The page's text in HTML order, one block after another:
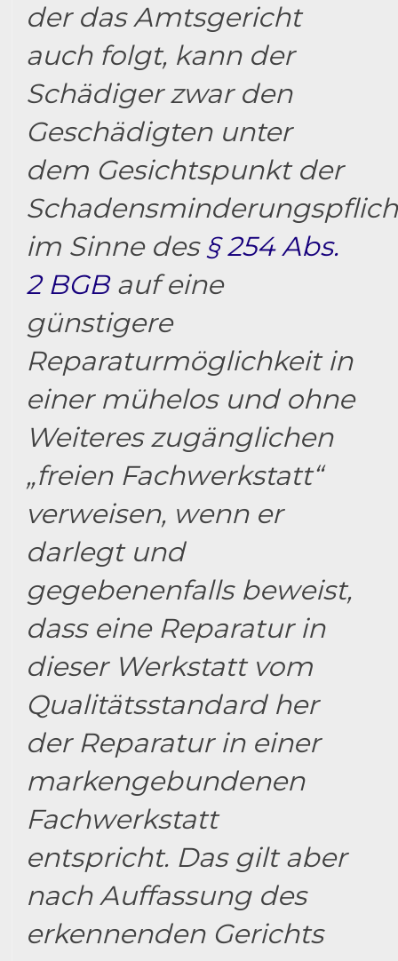
der das Amtsgericht
auch folgt, kann der
Schädiger zwar den
Geschädigten unter
dem Gesichtspunkt der
im Sinne des§ 254 Abs.
2 BGBauf eine
günstigere
Reparaturmöglichkeit in
einer mühelos und ohne
Weiteres zugänglichen
„freien Fachwerkstatt“
verweisen, wenn er
darlegt und
gegebenenfalls beweist,
dass eine Reparatur in
dieser Werkstatt vom
Qualitätsstandard her
der Reparatur in einer
markengebundenen
Fachwerkstatt
entspricht. Das gilt aber
nach Auffassung des
erkennenden Gerichts